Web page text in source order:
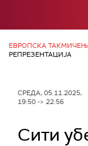
ЕВРОПСКА
РЕПРЕЗЕНТАЦИЈА
СРЕДА, 05.11.2025,
19:50 -> 22:56
Сити